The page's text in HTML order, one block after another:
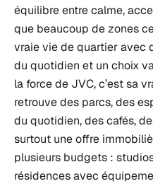
équilibre entre calme,
que beaucoup de zones
vraie vie de quartier avec
du quotidien et un choix
la force de JVC, c’est sa
retrouve des parcs, des
du quotidien, des cafés,
surtout une offre
plusieurs budgets :
résidences avec